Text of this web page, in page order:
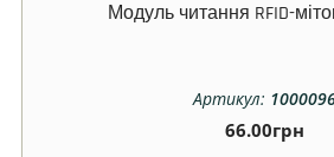
Модуль читання RFID-
Артикул:
66.00грн